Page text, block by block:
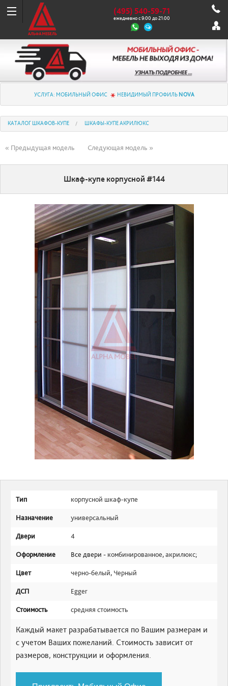
(495) 540-59-71
ежедневно с 9:00 до 21:00
УСЛУГА: МОБИЛЬНЫЙ ОФИС НЕВИДИМЫЙ ПРОФИЛЬ NOVA
КАТАЛОГ ШКАФОВ-КУПЕ ШКАФЫ-КУПЕ АКРИЛЮКС
« Предыдущая модель Следующая модель »
Шкаф-купе корпусной #144
Тип корпусной шкаф-купе
Назначение универсальный
Двери 4
Оформление Все двери - комбинированное,акрилюкс;
Цвет черно-белый, Черный
ДСП Egger
Стоимость средняя стоимость
Каждый макет разрабатывается по Вашим размерам и
с учетом Ваших пожеланий. Стоимость зависит от
размеров, конструкции и оформления.